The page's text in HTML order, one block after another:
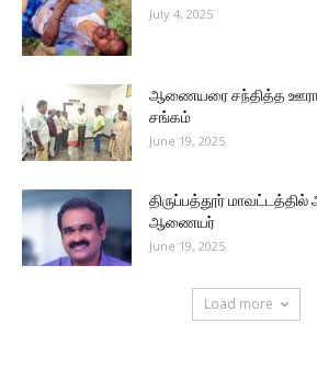
July 4, 2025
ஆணையரை சந்தித்த
சங்கம்
June 19, 2025
திருப்பத்தூர்
ஆணையர்
June 19, 2025
Load more